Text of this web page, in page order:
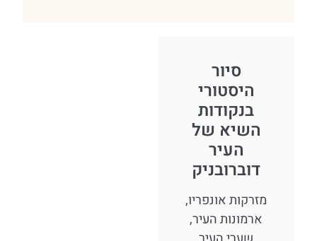
היסטורי
בנקודות
השיא של
דוברובניק
אונפריו,
ארמונות העיר,